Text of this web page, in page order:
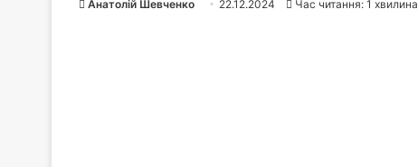
Анатолій Шевченко 22.12.2024 Час читання: 1 хвилина